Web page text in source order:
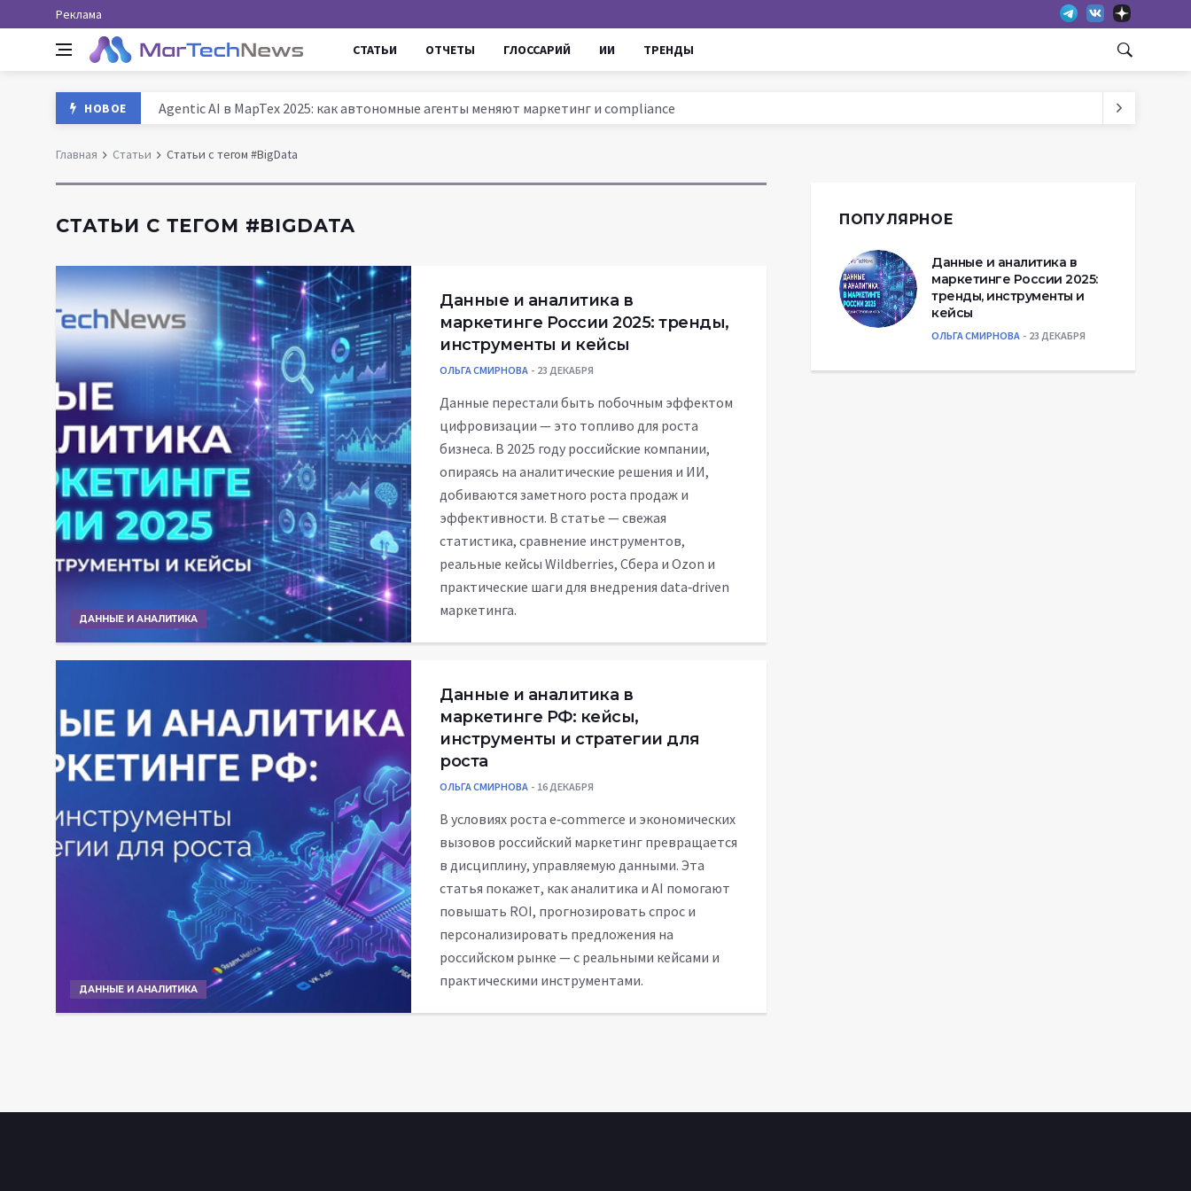
Реклама
СТАТЬИ ОТЧЕТЫ ГЛОССАРИЙ ИИ ТРЕНДЫ
НОВОЕ
Agentic AI в МарТех 2025: как автономные агенты меняют маркетинг и compliance
Главная Статьи Статьи с тегом #BigData
СТАТЬИ С ТЕГОМ #BIGDATA
ДАННЫЕ И АНАЛИТИКА
Данные и аналитика в
маркетинге России 2025: тренды,
инструменты и кейсы
ОЛЬГА СМИРНОВА 23 ДЕКАБРЯ
Данные перестали быть побочным эффектом
цифровизации — это топливо для роста
бизнеса. В 2025 году российские компании,
опираясь на аналитические решения и ИИ,
добиваются заметного роста продаж и
эффективности. В статье — свежая
статистика, сравнение инструментов,
реальные кейсы Wildberries, Сбера и Ozon и
практические шаги для внедрения data‑driven
маркетинга.
ДАННЫЕ И АНАЛИТИКА
Данные и аналитика в
маркетинге РФ: кейсы,
инструменты и стратегии для
роста
ОЛЬГА СМИРНОВА 16 ДЕКАБРЯ
В условиях роста e‑commerce и экономических
вызовов российский маркетинг превращается
в дисциплину, управляемую данными. Эта
статья покажет, как аналитика и AI помогают
повышать ROI, прогнозировать спрос и
персонализировать предложения на
российском рынке — с реальными кейсами и
практическими инструментами.
ПОПУЛЯРНОЕ
Данные и аналитика в
маркетинге России 2025:
тренды, инструменты и
кейсы
ОЛЬГА СМИРНОВА 23 ДЕКАБРЯ